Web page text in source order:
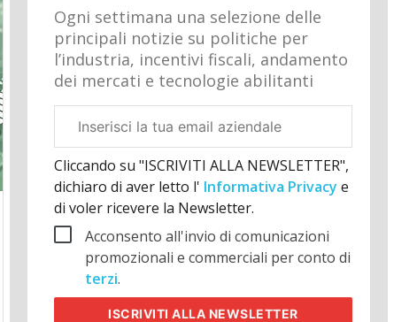
Ogni settimana una selezione delle
principali notizie su politiche per
l’industria, incentivi fiscali, andamento
dei mercati e tecnologie abilitanti
aziendale
Cliccando su "ISCRIVITI ALLA NEWSLETTER",
dichiaro di aver letto l' Informativa Privacye
di voler ricevere la Newsletter.
Acconsento all'invio di comunicazioni
promozionali e commerciali per conto di
terzi.
ISCRIVITIALLA NEWSLETTER